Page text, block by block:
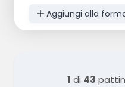
Aggiungi alla
1 di 43